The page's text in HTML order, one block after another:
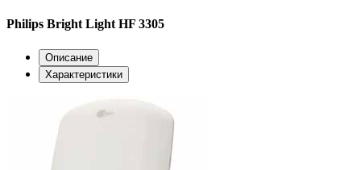
Philips Bright Light HF 3305
Описание
Характеристики